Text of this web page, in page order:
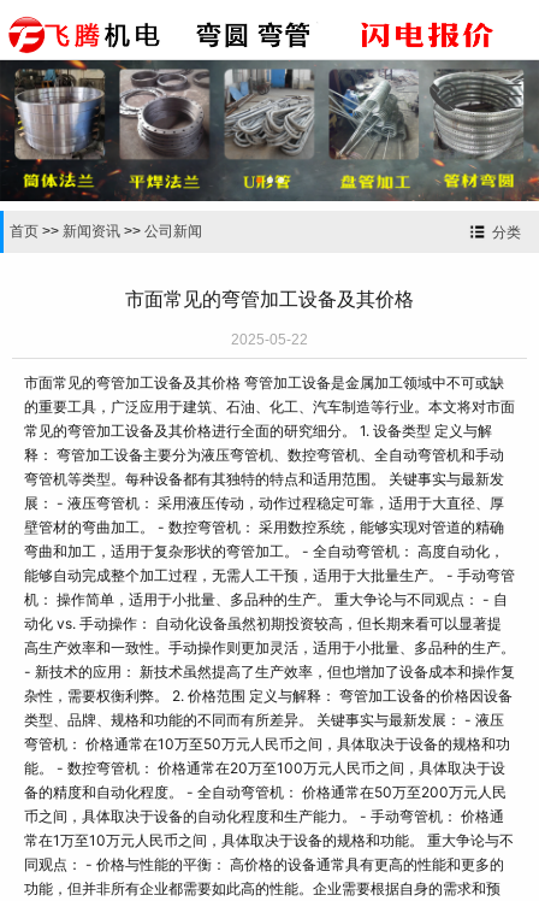


分类
首页 >> 新闻资讯 >> 公司新闻
市面常见的弯管加工设备及其价格
2025-05-22
市面常见的弯管加工设备及其价格 弯管加工设备是金属加工领域中不可或缺
的重要工具，广泛应用于建筑、石油、化工、汽车制造等行业。本文将对市面
常见的弯管加工设备及其价格进行全面的研究细分。 1. 设备类型 定义与解
释： 弯管加工设备主要分为液压弯管机、数控弯管机、全自动弯管机和手动
弯管机等类型。每种设备都有其独特的特点和适用范围。 关键事实与最新发
展： - 液压弯管机： 采用液压传动，动作过程稳定可靠，适用于大直径、厚
壁管材的弯曲加工。 - 数控弯管机： 采用数控系统，能够实现对管道的精确
弯曲和加工，适用于复杂形状的弯管加工。 - 全自动弯管机： 高度自动化，
能够自动完成整个加工过程，无需人工干预，适用于大批量生产。 - 手动弯管
机： 操作简单，适用于小批量、多品种的生产。 重大争论与不同观点： - 自
动化 vs. 手动操作： 自动化设备虽然初期投资较高，但长期来看可以显著提
高生产效率和一致性。手动操作则更加灵活，适用于小批量、多品种的生产。
- 新技术的应用： 新技术虽然提高了生产效率，但也增加了设备成本和操作复
杂性，需要权衡利弊。 2. 价格范围 定义与解释： 弯管加工设备的价格因设备
类型、品牌、规格和功能的不同而有所差异。 关键事实与最新发展： - 液压
弯管机： 价格通常在10万至50万元人民币之间，具体取决于设备的规格和功
能。 - 数控弯管机： 价格通常在20万至100万元人民币之间，具体取决于设
备的精度和自动化程度。 - 全自动弯管机： 价格通常在50万至200万元人民
币之间，具体取决于设备的自动化程度和生产能力。 - 手动弯管机： 价格通
常在1万至10万元人民币之间，具体取决于设备的规格和功能。 重大争论与不
同观点： - 价格与性能的平衡： 高价格的设备通常具有更高的性能和更多的
功能，但并非所有企业都需要如此高的性能。企业需要根据自身的需求和预